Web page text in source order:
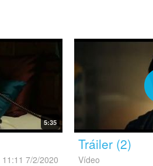
5:35
11:11 7/2/2020
Tráiler (2)
Vídeo